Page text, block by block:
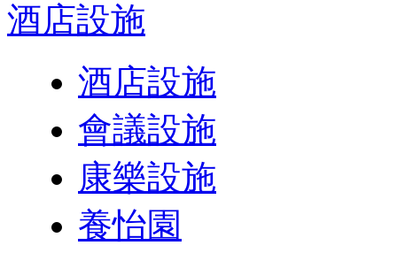
酒店設施
酒店設施
會議設施
康樂設施
養怡園